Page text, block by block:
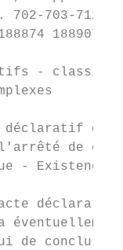
702-703-
188907,
-
de
Existence,
déclaratif
de